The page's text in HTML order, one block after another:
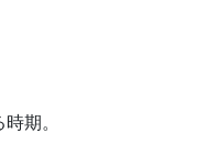
期。